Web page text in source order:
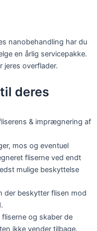
nanobehandling har du
en årlig servicepakke.
jeres overflader.
deres
& imprægnering af
mos og eventuel
fliserne ved endt
mulige beskyttelse
der beskytter flisen mod
og skaber de